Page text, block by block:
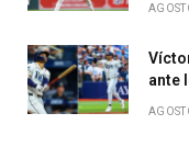
ante